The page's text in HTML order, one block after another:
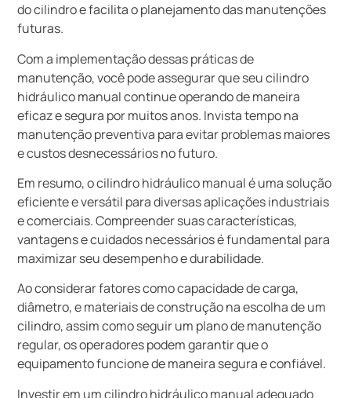
do cilindro e facilita o planejamento das manutenções
futuras.
Com a implementação dessas práticas de
manutenção, você pode assegurar que seu cilindro
hidráulico manual continue operando de maneira
eficaz e segura por muitos anos. Invista tempo na
manutenção preventiva para evitar problemas maiores
e custos desnecessários no futuro.
Em resumo, o cilindro hidráulico manual é uma solução
eficiente e versátil para diversas aplicações industriais
e comerciais. Compreender suas características,
vantagens e cuidados necessários é fundamental para
maximizar seu desempenho e durabilidade.
Ao considerar fatores como capacidade de carga,
diâmetro, e materiais de construção na escolha de um
cilindro, assim como seguir um plano de manutenção
regular, os operadores podem garantir que o
equipamento funcione de maneira segura e confiável.
Investir em um cilindro hidráulico manual adequado